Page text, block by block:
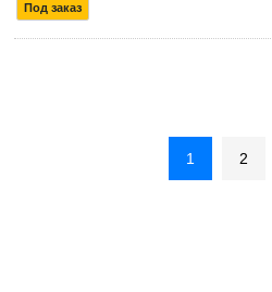
Под заказ
1 2